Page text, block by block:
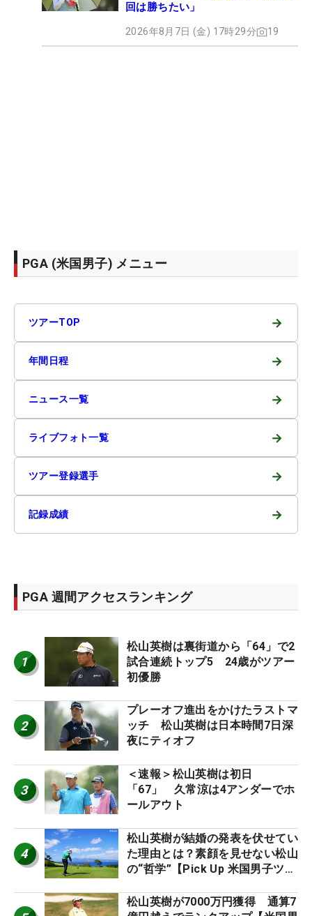
回は勝ちたい」
2026年8月7日 (金) 17時29分 19
PGA (米国男子) メニュー
ツアーTOP →
年間日程 →
ニュース一覧 →
ライブフォト一覧 →
ツアー登録選手 →
記録成績 →
PGA 週間アクセスランキング
1
松山英樹は裏街道から「64」で2
試合連続トップ5 24歳がツアー
初優勝
2
プレーオフ進出をかけたラストマ
ッチ 松山英樹は日本時間7日深
夜にティオフ
3
＜速報＞松山英樹は初日
「67」 久常涼は4アンダーでホ
ールアウト
4
松山英樹が結婚の発表を伏せてい
た理由とは？素顔を見せない松山
の“哲学”【Pick Up 米国男子ツア
松山英樹が7000万円獲得 通算7